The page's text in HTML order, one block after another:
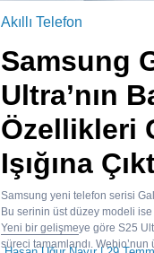
Akıllı Telefon
Samsung
Ultra’nın
Özellikleri
Işığına
Samsung yeni telefon serisi
Bu serinin üst düzey modeli
Yeni bir gelişmeye göre S25
süreci tamamlandı. Webio’nun